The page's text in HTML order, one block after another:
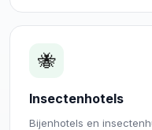
🐝
Insectenhotels
Bijenhotels en